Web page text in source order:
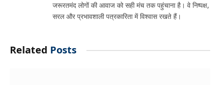
जरूरतमंद लोगों की आवाज को सही मंच तक पहुंचाना है। वे निष्पक्ष,
सरल और प्रभावशाली पत्रकारिता में विश्वास रखते हैं।
Related Posts